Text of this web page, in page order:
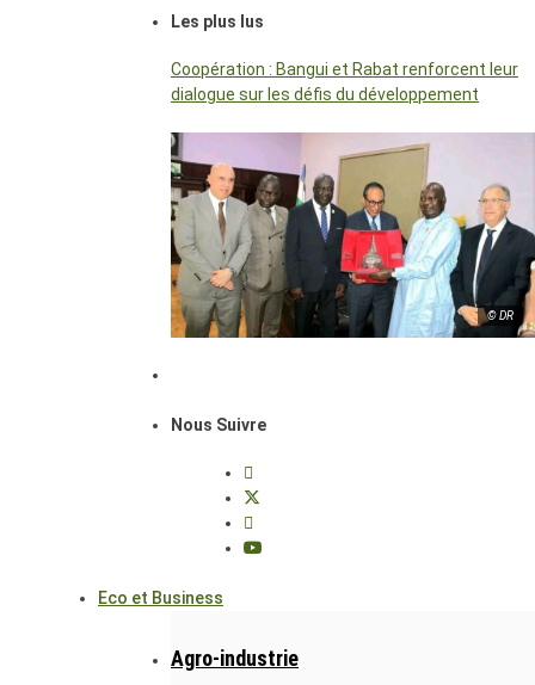
Les plus lus
Coopération : Bangui et Rabat renforcent leur
dialogue sur les défis du développement
© DR
Nous Suivre
Eco et Business
Agro-industrie